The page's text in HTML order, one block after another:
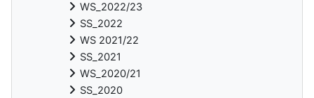
WS_2022/23
SS_2022
WS 2021/22
SS_2021
WS_2020/21
SS_2020